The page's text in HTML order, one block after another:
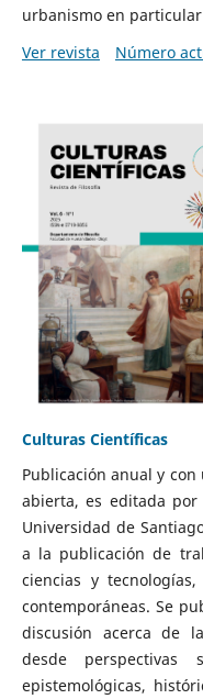
urbanismo en
Ver revista
Número
Culturas Científicas
Publicación anual y
abierta, es editada
Universidad de
a la publicación de
ciencias y
contemporáneas. Se
discusión acerca de
desde perspectivas
epistemológicas,